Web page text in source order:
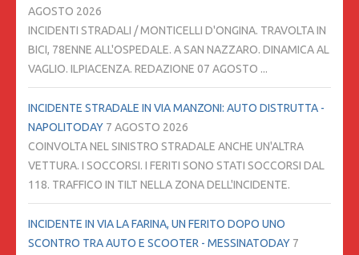
AGOSTO 2026
INCIDENTI STRADALI / MONTICELLI D'ONGINA. TRAVOLTA IN
BICI, 78ENNE ALL'OSPEDALE. A SAN NAZZARO. DINAMICA AL
VAGLIO. ILPIACENZA. REDAZIONE 07 AGOSTO ...
INCIDENTE STRADALE IN VIA MANZONI: AUTO DISTRUTTA -
NAPOLITODAY 7 AGOSTO 2026
COINVOLTA NEL SINISTRO STRADALE ANCHE UN'ALTRA
VETTURA. I SOCCORSI. I FERITI SONO STATI SOCCORSI DAL
118. TRAFFICO IN TILT NELLA ZONA DELL'INCIDENTE.
INCIDENTE IN VIA LA FARINA, UN FERITO DOPO UNO
SCONTRO TRA AUTO E SCOOTER - MESSINATODAY 7